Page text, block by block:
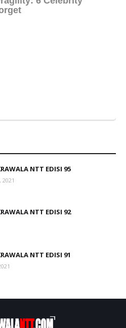
NTT EDISI 95
NTT EDISI 92
NTT EDISI 91